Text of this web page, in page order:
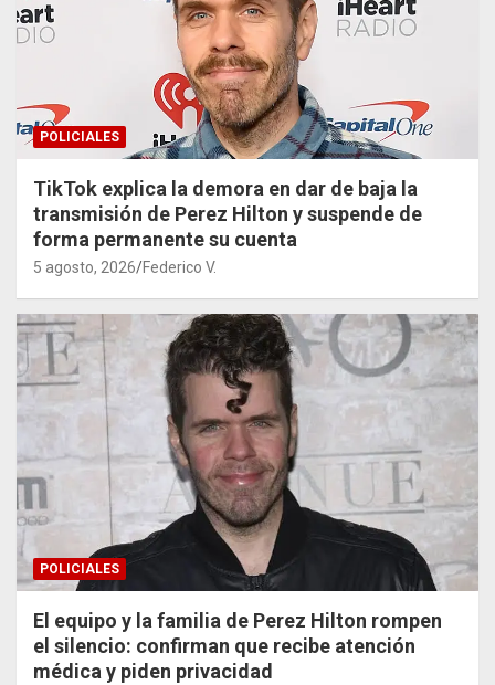
POLICIALES
TikTok explica la demora en dar de baja la
transmisión de Perez Hilton y suspende de
forma permanente su cuenta
5 agosto, 2026 Federico V.
POLICIALES
El equipo y la familia de Perez Hilton rompen
el silencio: confirman que recibe atención
médica y piden privacidad